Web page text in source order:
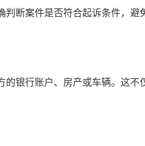
断案件是否符合起诉条件，
银行账户、房产或车辆。这不